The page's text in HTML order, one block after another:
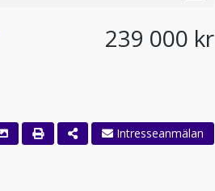
239 000 kr